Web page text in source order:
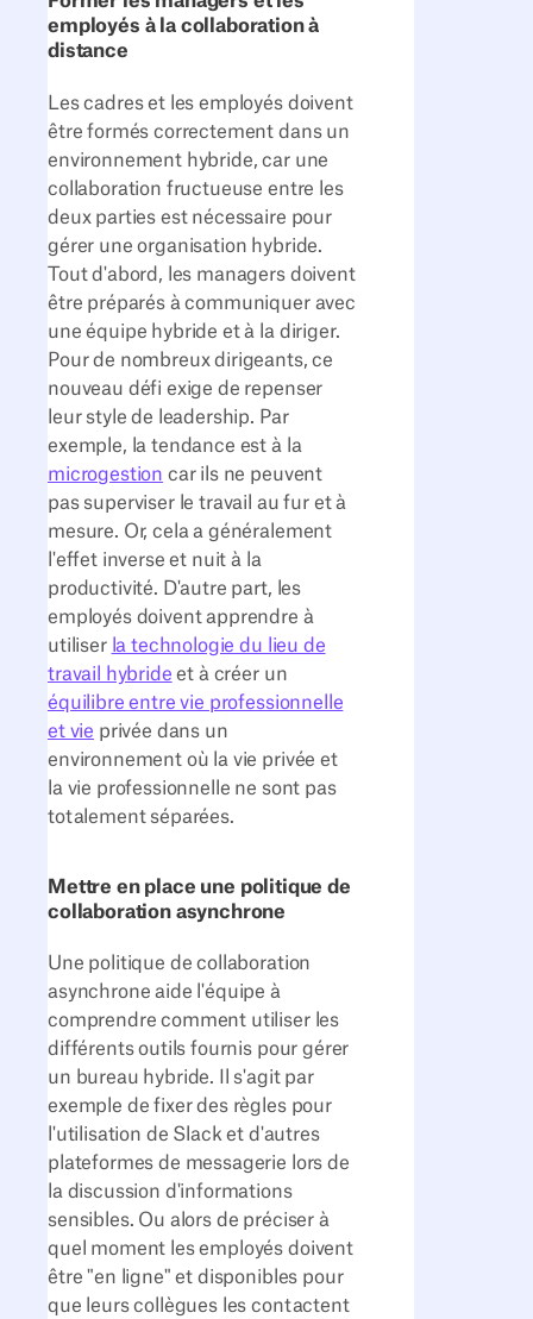
employés à la collaboration à
distance
Les cadres et les employés doivent
être formés correctement dans un
environnement hybride, car une
collaboration fructueuse entre les
deux parties est nécessaire pour
gérer une organisation hybride.
Tout d'abord, les managers doivent
être préparés à communiquer avec
une équipe hybride et à la diriger.
Pour de nombreux dirigeants, ce
nouveau défi exige de repenser
leur style de leadership. Par
exemple, la tendance est à la
microgestion car ils ne peuvent
pas superviser le travail au fur et à
mesure. Or, cela a généralement
l'effet inverse et nuit à la
productivité. D'autre part, les
employés doivent apprendre à
utiliser la technologie du lieu de
travail hybride et à créer un
équilibre entre vie professionnelle
et vie privée dans un
environnement où la vie privée et
la vie professionnelle ne sont pas
totalement séparées.
Mettre en place une politique de
collaboration asynchrone
Une politique de collaboration
asynchrone aide l'équipe à
comprendre comment utiliser les
différents outils fournis pour gérer
un bureau hybride. Il s'agit par
exemple de fixer des règles pour
l'utilisation de Slack et d'autres
plateformes de messagerie lors de
la discussion d'informations
sensibles. Ou alors de préciser à
quel moment les employés doivent
être "en ligne" et disponibles pour
que leurs collègues les contactent